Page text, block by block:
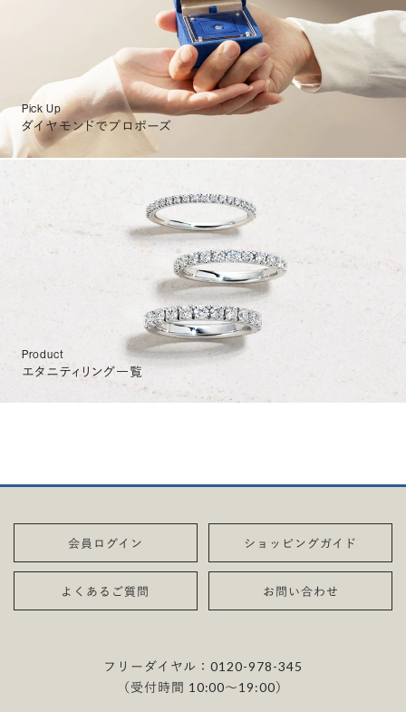
Pick Up
ダイヤモンドでプロポーズ
Product
エタニティリング一覧
会員ログイン ショッピングガイド
よくあるご質問 お問い合わせ
フリーダイヤル：0120-978-345
（受付時間 10:00〜19:00）